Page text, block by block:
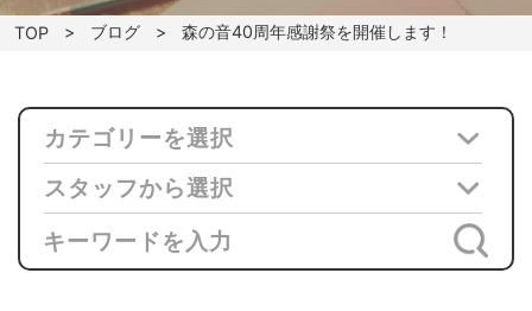
TOP ブログ 森の音40周年感謝祭を開催します！